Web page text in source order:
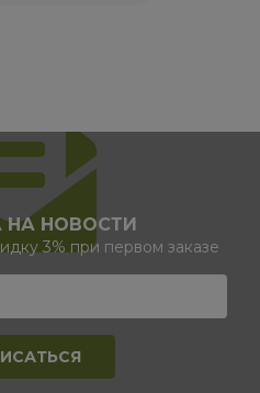
НА НОВОСТИ
3% при первом заказе